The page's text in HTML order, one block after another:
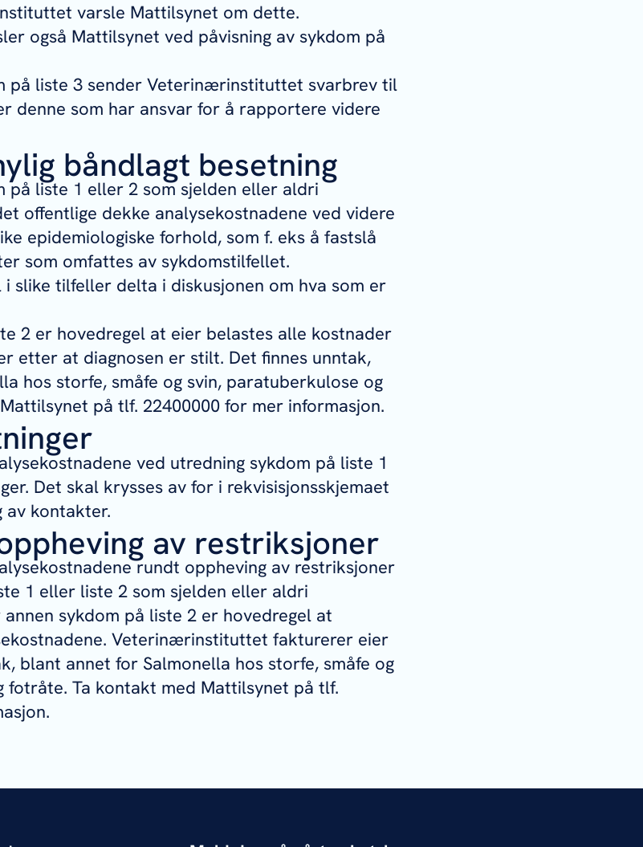
varsle Mattilsynet om dette.
også Mattilsynet ved påvisning av sykdom på
på liste 3 sender Veterinærinstituttet svarbrev til
denne som har ansvar for å rapportere videre
båndlagt besetning
på liste 1 eller 2 som sjelden eller aldri
offentlige dekke analysekostnadene ved videre
epidemiologiske forhold, som f. eks å fastslå
som omfattes av sykdomstilfellet.
tilfeller delta i diskusjonen om hva som er
2 er hovedregel at eier belastes alle kostnader
etter at diagnosen er stilt. Det finnes unntak,
hos storfe, småfe og svin, paratuberkulose og
på tlf. 22400000 for mer informasjon.
ved utredning sykdom på liste 1
Det skal krysses av for i rekvisisjonsskjemaet
av kontakter.
av restriksjoner
rundt oppheving av restriksjoner
1 eller liste 2 som sjelden eller aldri
sykdom på liste 2 er hovedregel at
Veterinærinstituttet fakturerer eier
blant annet for Salmonella hos storfe, småfe og
fotråte. Ta kontakt med Mattilsynet på tlf.